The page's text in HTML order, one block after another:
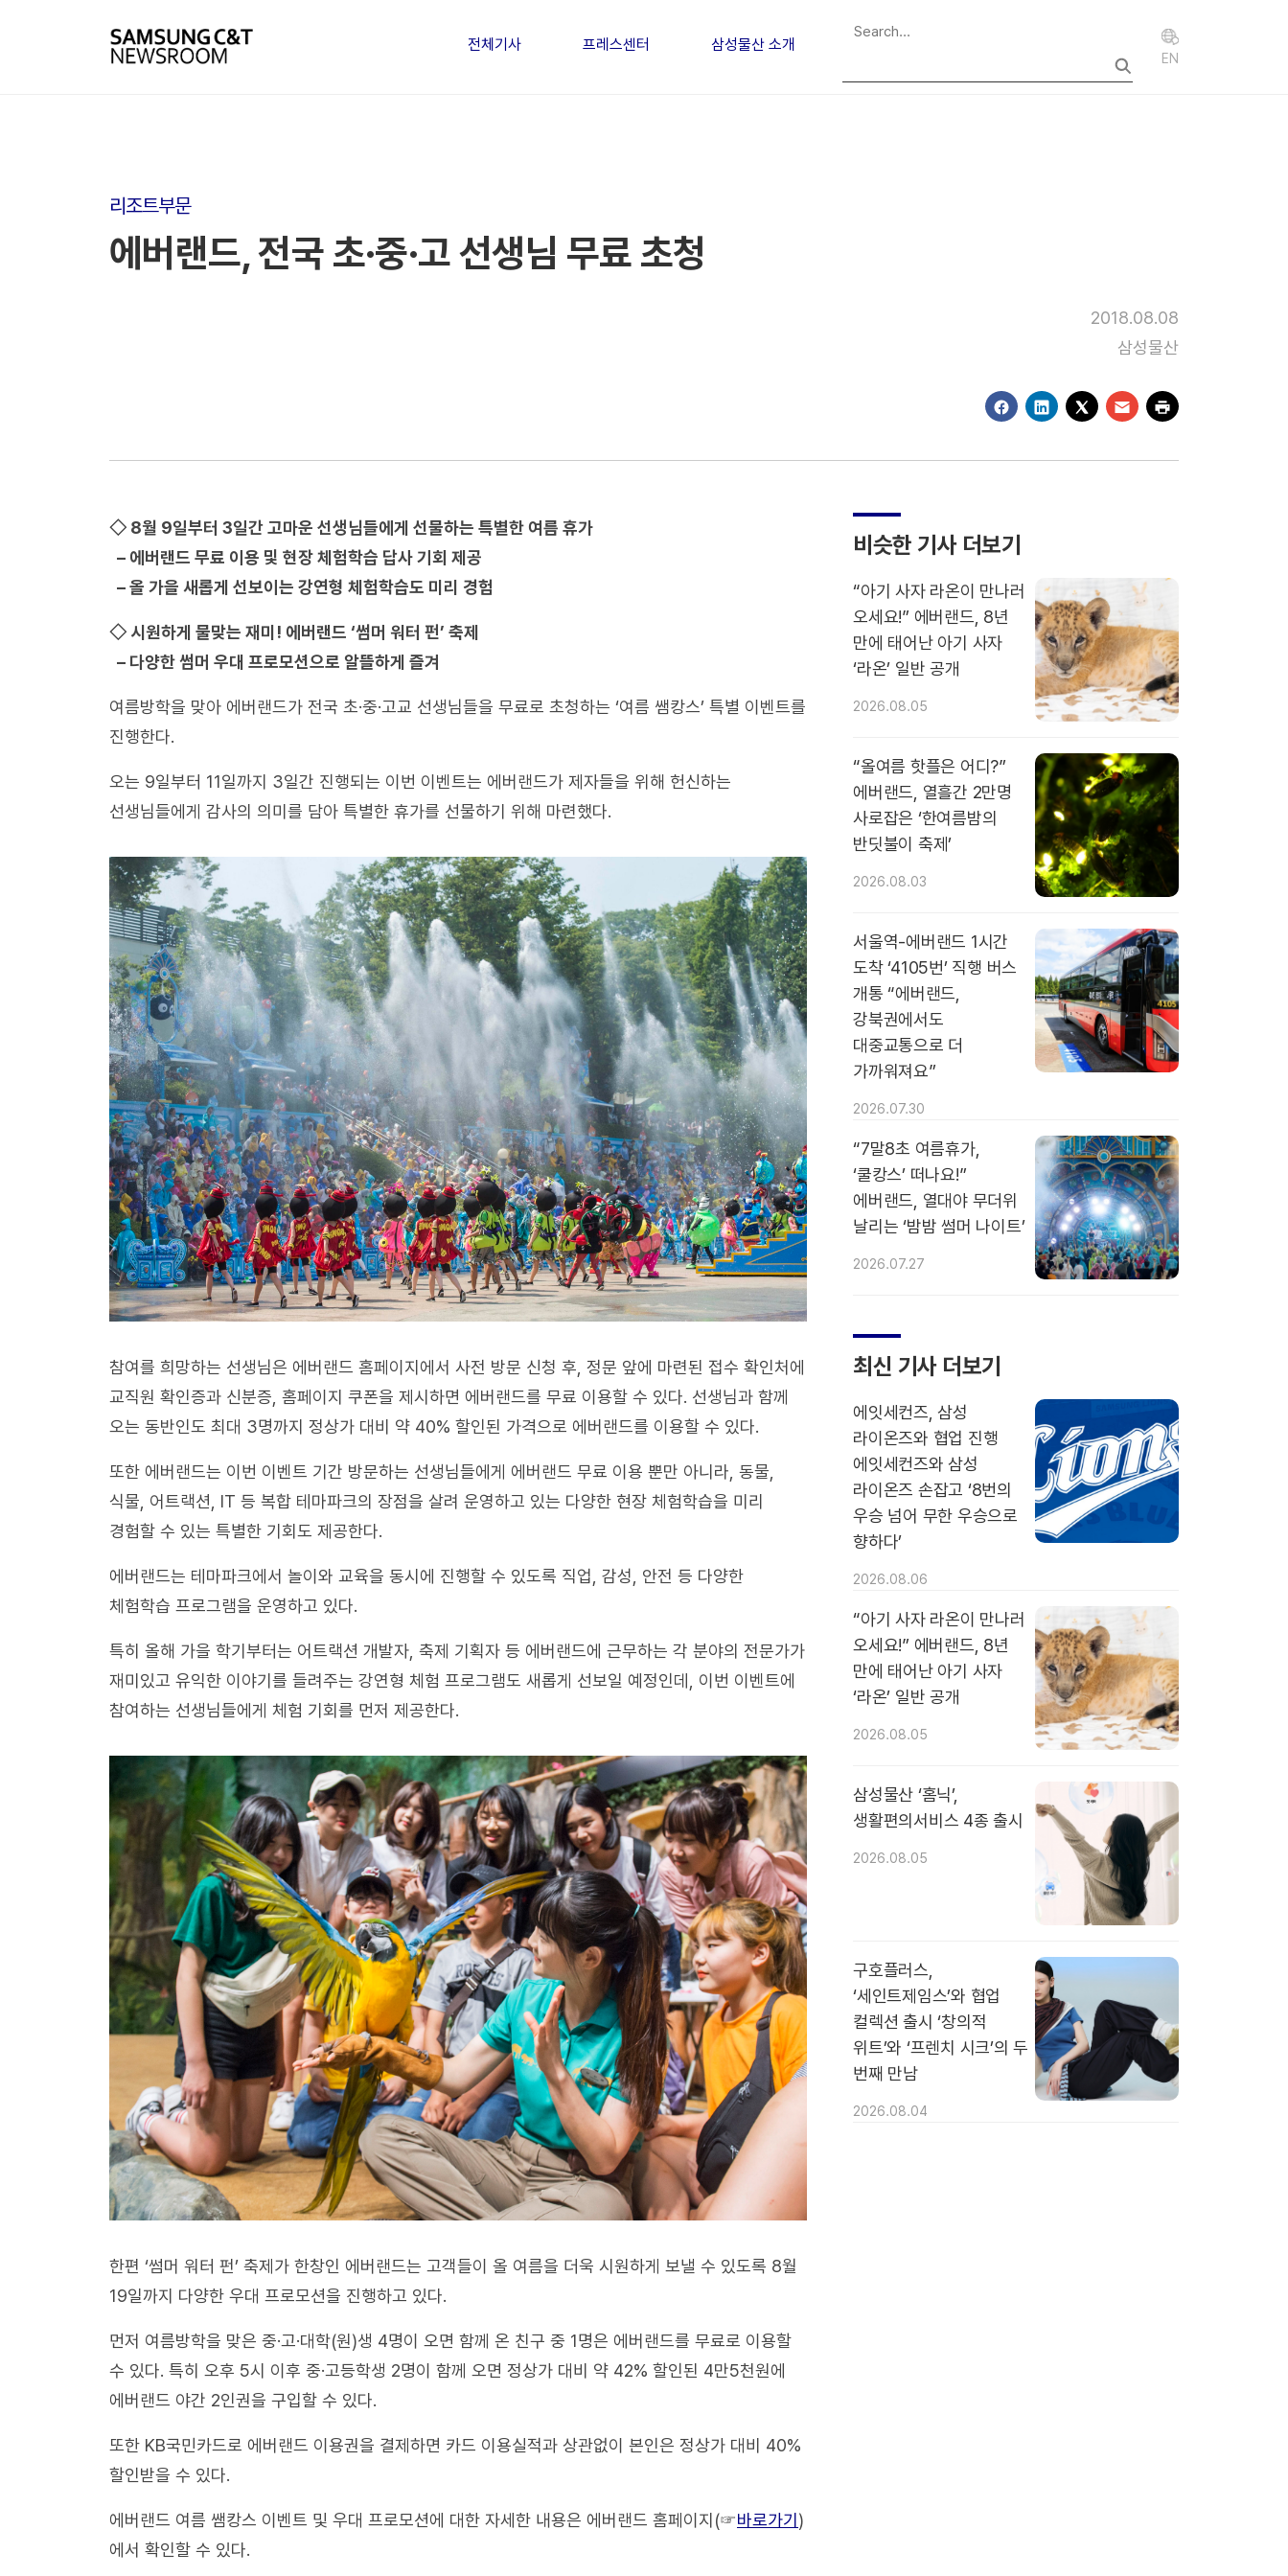
전체기사 프레스센터 삼성물산 소개
EN
리조트부문
에버랜드, 전국 초·중·고 선생님 무료 초청
2018.08.08
삼성물산
◇ 8월 9일부터 3일간 고마운 선생님들에게 선물하는 특별한 여름 휴가
– 에버랜드 무료 이용 및 현장 체험학습 답사 기회 제공
– 올 가을 새롭게 선보이는 강연형 체험학습도 미리 경험
◇ 시원하게 물맞는 재미! 에버랜드 ‘썸머 워터 펀’ 축제
– 다양한 썸머 우대 프로모션으로 알뜰하게 즐겨
여름방학을 맞아 에버랜드가 전국 초·중·고교 선생님들을 무료로 초청하는 ‘여름 쌤캉스’ 특별 이벤트를
진행한다.
오는 9일부터 11일까지 3일간 진행되는 이번 이벤트는 에버랜드가 제자들을 위해 헌신하는
선생님들에게 감사의 의미를 담아 특별한 휴가를 선물하기 위해 마련했다.
참여를 희망하는 선생님은 에버랜드 홈페이지에서 사전 방문 신청 후, 정문 앞에 마련된 접수 확인처에
교직원 확인증과 신분증, 홈페이지 쿠폰을 제시하면 에버랜드를 무료 이용할 수 있다. 선생님과 함께
오는 동반인도 최대 3명까지 정상가 대비 약 40% 할인된 가격으로 에버랜드를 이용할 수 있다.
또한 에버랜드는 이번 이벤트 기간 방문하는 선생님들에게 에버랜드 무료 이용 뿐만 아니라, 동물,
식물, 어트랙션, IT 등 복합 테마파크의 장점을 살려 운영하고 있는 다양한 현장 체험학습을 미리
경험할 수 있는 특별한 기회도 제공한다.
에버랜드는 테마파크에서 놀이와 교육을 동시에 진행할 수 있도록 직업, 감성, 안전 등 다양한
체험학습 프로그램을 운영하고 있다.
특히 올해 가을 학기부터는 어트랙션 개발자, 축제 기획자 등 에버랜드에 근무하는 각 분야의 전문가가
재미있고 유익한 이야기를 들려주는 강연형 체험 프로그램도 새롭게 선보일 예정인데, 이번 이벤트에
참여하는 선생님들에게 체험 기회를 먼저 제공한다.
한편 ‘썸머 워터 펀’ 축제가 한창인 에버랜드는 고객들이 올 여름을 더욱 시원하게 보낼 수 있도록 8월
19일까지 다양한 우대 프로모션을 진행하고 있다.
먼저 여름방학을 맞은 중·고·대학(원)생 4명이 오면 함께 온 친구 중 1명은 에버랜드를 무료로 이용할
수 있다. 특히 오후 5시 이후 중·고등학생 2명이 함께 오면 정상가 대비 약 42% 할인된 4만5천원에
에버랜드 야간 2인권을 구입할 수 있다.
또한 KB국민카드로 에버랜드 이용권을 결제하면 카드 이용실적과 상관없이 본인은 정상가 대비 40%
할인받을 수 있다.
에버랜드 여름 쌤캉스 이벤트 및 우대 프로모션에 대한 자세한 내용은 에버랜드 홈페이지(☞바로가기 )
에서 확인할 수 있다.
비슷한 기사 더보기
“아기 사자 라온이 만나러
오세요!” 에버랜드, 8년
만에 태어난 아기 사자
‘라온’ 일반 공개
2026.08.05
“올여름 핫플은 어디?”
에버랜드, 열흘간 2만명
사로잡은 ‘한여름밤의
반딧불이 축제’
2026.08.03
서울역-에버랜드 1시간
도착 ‘4105번’ 직행 버스
개통 “에버랜드,
강북권에서도
대중교통으로 더
가까워져요”
2026.07.30
“7말8초 여름휴가,
‘쿨캉스’ 떠나요!”
에버랜드, 열대야 무더위
날리는 ‘밤밤 썸머 나이트’
2026.07.27
최신 기사 더보기
에잇세컨즈, 삼성
라이온즈와 협업 진행
에잇세컨즈와 삼성
라이온즈 손잡고 ‘8번의
우승 넘어 무한 우승으로
향하다’
2026.08.06
“아기 사자 라온이 만나러
오세요!” 에버랜드, 8년
만에 태어난 아기 사자
‘라온’ 일반 공개
2026.08.05
삼성물산 ‘홈닉’,
생활편의서비스 4종 출시
2026.08.05
구호플러스,
‘세인트제임스’와 협업
컬렉션 출시 ‘창의적
위트’와 ‘프렌치 시크’의 두
번째 만남
2026.08.04